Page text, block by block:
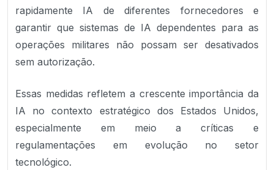
rapidamente IA de diferentes fornecedores e
garantir que sistemas de IA dependentes para as
operações militares não possam ser desativados
sem autorização.
Essas medidas refletem a crescente importância da
IA no contexto estratégico dos Estados Unidos,
especialmente em meio a críticas e
regulamentações em evolução no setor
tecnológico.